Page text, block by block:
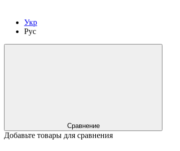
Укр
Рус
Сравнение
Добавьте товары для сравнения